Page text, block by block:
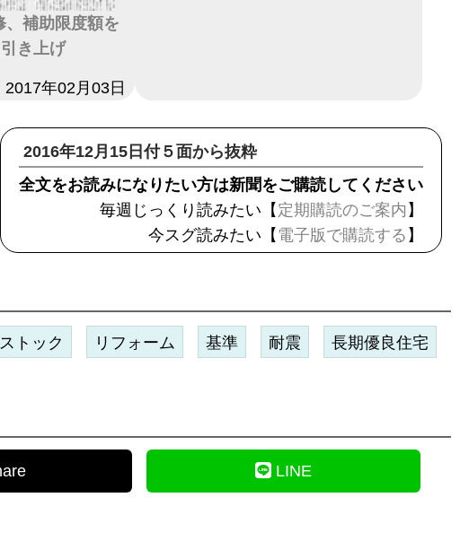
、補助限度額を
き上げ
2017年02月03日
2016年12月15日付５面から抜粋
全文をお読みになりたい方は新聞をご購読してください
毎週じっくり読みたい【 定期購読のご案内 】
今スグ読みたい【 電子版で購読する 】
ストック リフォーム 基準 耐震 長期優良住宅
LINE